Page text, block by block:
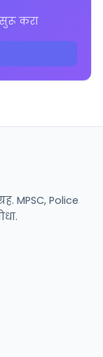
सुरू करा
MPSC, Police